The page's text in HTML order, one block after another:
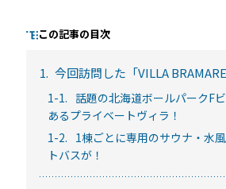
この記事の目次
1. 今回訪問した「VILLA
1-1. 話題の北海道ボールパークF
あるプライベートヴィラ！
1-2. 1棟ごとに専用のサウナ・水
トバスが！
セミナー
RemoteLOCKの活用術や業界別の最新
定期で開催しています。